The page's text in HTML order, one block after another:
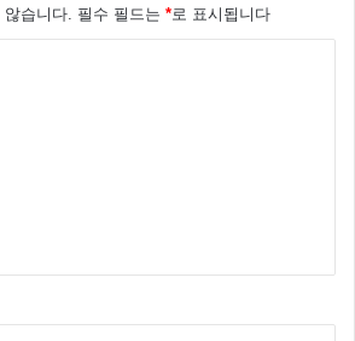
않습니다. 필수 필드는 *로 표시됩니다